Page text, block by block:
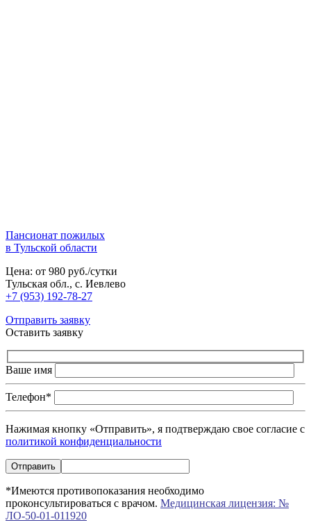
Пансионат пожилых
в Тульской области
Цена: от 980 руб./сутки
Тульская обл., с. Иевлево
+7 (953) 192-78-27
Отправить заявку
Оставить заявку
Ваше имя
Телефон*
Нажимая кнопку «Отправить», я подтверждаю свое согласие с
политикой конфиденциальности
*Имеются противопоказания необходимо
проконсультироваться с врачом. Медицинская лицензия: №
ЛО-50-01-011920